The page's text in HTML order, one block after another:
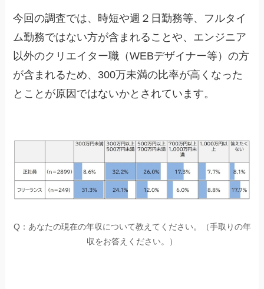
今回の調査では、時短や週２日勤務等、フルタイ
ム勤務ではない方が含まれることや、エンジニア
以外のクリエイター職（WEBデザイナー等）の方
が含まれるため、300万未満の比率が高くなった
とことが原因ではないかとされています。
Q：あなたの現在の年収について教えてください。（手取りの年
収をお答えください。）